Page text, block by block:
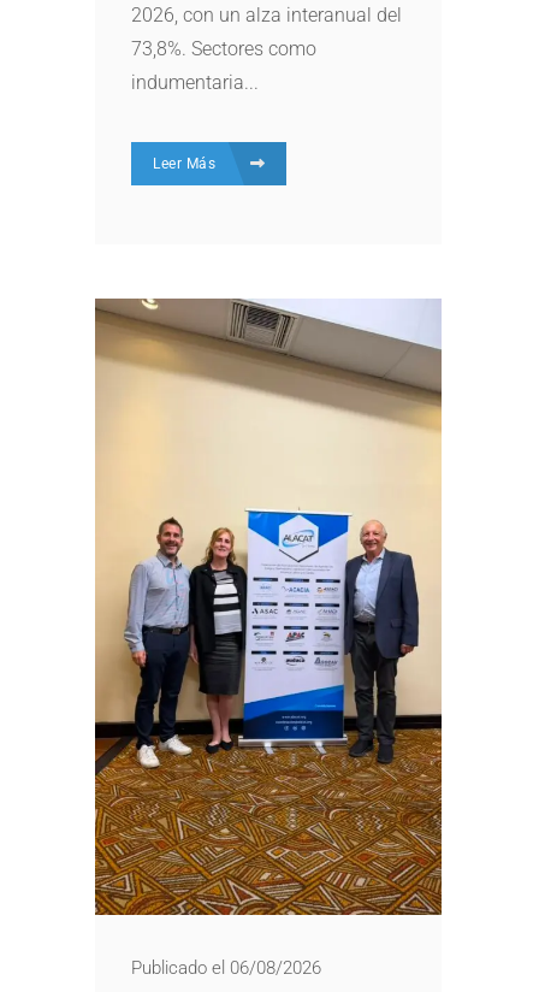
2026, con un alza interanual del
73,8%. Sectores como
indumentaria...
Leer Más
Publicado el 06/08/2026